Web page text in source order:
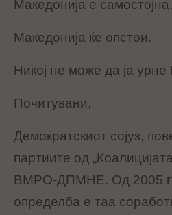
Македонија е
Македонија ќе опстои.
Никој не може да ја урне
Почитувани,
Демократскиот сојуз,
партиите од
ВМРО-ДПМНЕ. Од 2005
определба е таа